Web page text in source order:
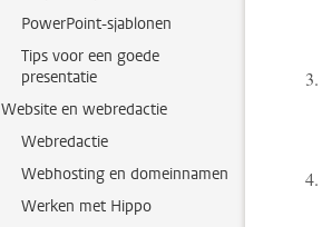
PowerPoint-sjablonen
Tips voor een goede
presentatie
Website en webredactie
Webredactie
Webhosting en domeinnamen
Werken met Hippo